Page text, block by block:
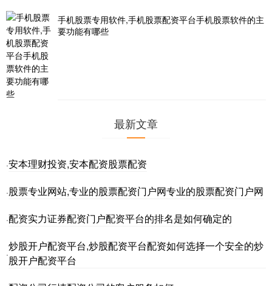
手机股票专用软件,手机股票配资平台手机股票软件的主
要功能有哪些
最新文章
·安本理财投资,安本配资股票配资
·股票专业网站,专业的股票配资门户网专业的股票配资门户网
·配资实力证券配资门户配资平台的排名是如何确定的
·
炒股开户配资平台,炒股配资平台配资如何选择一个安全的炒
股开户配资平台